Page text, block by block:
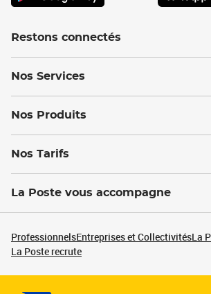
Restons connectés
Nos Services
Nos Produits
Nos Tarifs
La Poste vous accompagne
ProfessionnelsEntreprises et CollectivitésLa
La Poste recrute